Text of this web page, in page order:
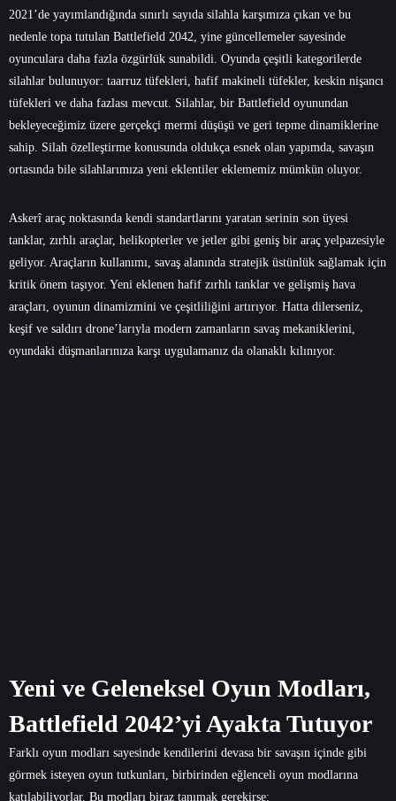
2021’de yayımlandığında sınırlı sayıda silahla karşımıza çıkan ve bu
nedenle topa tutulan Battlefield 2042, yine güncellemeler sayesinde
oyunculara daha fazla özgürlük sunabildi. Oyunda çeşitli kategorilerde
silahlar bulunuyor: taarruz tüfekleri, hafif makineli tüfekler, keskin nişancı
tüfekleri ve daha fazlası mevcut. Silahlar, bir Battlefield oyunundan
bekleyeceğimiz üzere gerçekçi mermi düşüşü ve geri tepme dinamiklerine
sahip. Silah özelleştirme konusunda oldukça esnek olan yapımda, savaşın
ortasında bile silahlarımıza yeni eklentiler eklememiz mümkün oluyor.
Askerî araç noktasında kendi standartlarını yaratan serinin son üyesi
tanklar, zırhlı araçlar, helikopterler ve jetler gibi geniş bir araç yelpazesiyle
geliyor. Araçların kullanımı, savaş alanında stratejik üstünlük sağlamak için
kritik önem taşıyor. Yeni eklenen hafif zırhlı tanklar ve gelişmiş hava
araçları, oyunun dinamizmini ve çeşitliliğini artırıyor. Hatta dilerseniz,
keşif ve saldırı drone’larıyla modern zamanların savaş mekaniklerini,
oyundaki düşmanlarınıza karşı uygulamanız da olanaklı kılınıyor.
Yeni ve Geleneksel Oyun Modları,
Battlefield 2042’yi Ayakta Tutuyor
Farklı oyun modları sayesinde kendilerini devasa bir savaşın içinde gibi
görmek isteyen oyun tutkunları, birbirinden eğlenceli oyun modlarına
katılabiliyorlar. Bu modları biraz tanımak gerekirse: